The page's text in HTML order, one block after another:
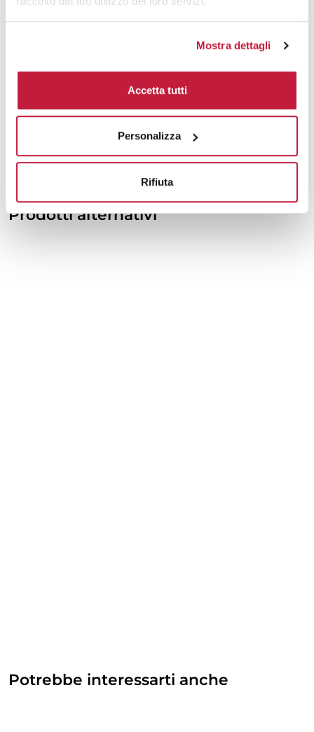
Mostra dettagli
Accetta tutti
Personalizza
Rifiuta
Tecniche di stampa
Area di personalizzazione
Prodotti alternativi
Potrebbe interessarti anche